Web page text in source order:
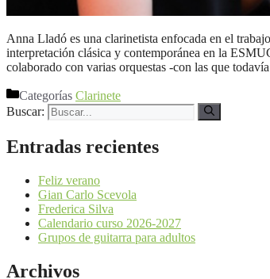
Anna Lladó es una clarinetista enfocada en el
interpretación clásica y contemporánea en la
colaborado con varias orquestas -con las que
Categorías Clarinete
Buscar:
Entradas recientes
Feliz verano
Gian Carlo Scevola
Frederica Silva
Calendario curso 2026-2027
Grupos de guitarra para adultos
Archivos